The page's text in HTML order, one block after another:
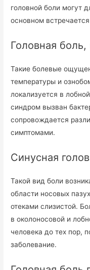
головной боли могут
основном
Головная
Такие болевые
температуры и
локализуется в
синдром вызван
сопровождается
симптомами.
Синусная
Такой вид боли
области носовых
отеками слизистой.
в околоносовой и
человека до тех пор,
заболевание.